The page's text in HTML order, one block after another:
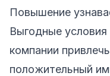
Повышение
Выгодные
компании
положительный